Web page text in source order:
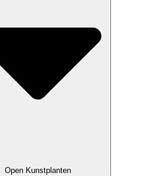
Open Kunstplanten